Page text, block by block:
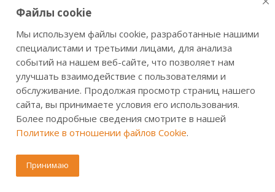
г. Самара, ул. Верхне-Карьерная, д.3а
2016-2026 © VALBERGSAFE.RU — Интернет-магазин
Продажа сейфов для дома и офиса, металлических
шкафов, стеллажей, металлических дверей.
Файлы cookie
Мы используем файлы cookie, разработанные нашими
специалистами и третьими лицами, для анализа
событий на нашем веб-сайте, что позволяет нам
улучшать взаимодействие с пользователями и
обслуживание. Продолжая просмотр страниц нашего
сайта, вы принимаете условия его использования.
Более подробные сведения смотрите в нашей
Политике в отношении файлов Cookie.
Принимаю